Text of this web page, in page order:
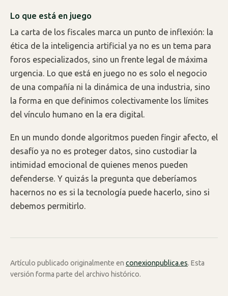
Lo que está en juego
La carta de los fiscales marca un punto de inflexión: la
ética de la inteligencia artificial ya no es un tema para
foros especializados, sino un frente legal de máxima
urgencia. Lo que está en juego no es solo el negocio
de una compañía ni la dinámica de una industria, sino
la forma en que definimos colectivamente los límites
del vínculo humano en la era digital.
En un mundo donde algoritmos pueden fingir afecto, el
desafío ya no es proteger datos, sino custodiar la
intimidad emocional de quienes menos pueden
defenderse. Y quizás la pregunta que deberíamos
hacernos no es si la tecnología puede hacerlo, sino si
debemos permitirlo.
Artículo publicado originalmente en conexionpublica.es. Esta
versión forma parte del archivo histórico.